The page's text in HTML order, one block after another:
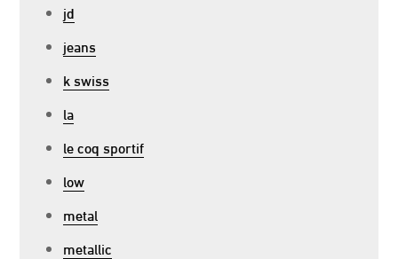
jd
jeans
k swiss
la
le coq sportif
low
metal
metallic